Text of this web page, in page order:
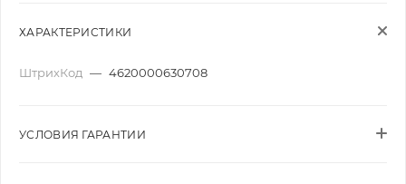
ХАРАКТЕРИСТИКИ
ШтрихКод — 4620000630708
УСЛОВИЯ ГАРАНТИИ